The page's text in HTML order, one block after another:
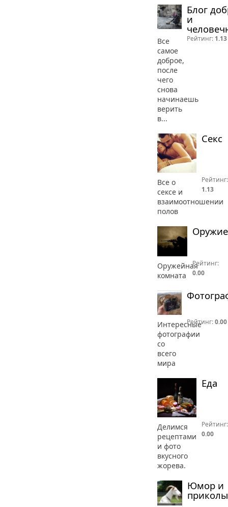
Блог
и
Все
самое
доброе,
после
чего
снова
начинаешь
верить
в...
Рейтинг: 1.13
Секс
Все о
сексе и
взаимоотношении
полов
Рейтинг:
1.13
Оружие
Оружейная
комната
Рейтинг:
0.00
Интересные
фотографии
со
всего
мира
Рейтинг:0.00
Еда
Делимся
рецептами
и фото
вкусного
жорева.
Рейтинг:
0.00
Юмор и
приколы